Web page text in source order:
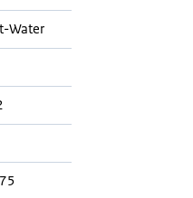
Water